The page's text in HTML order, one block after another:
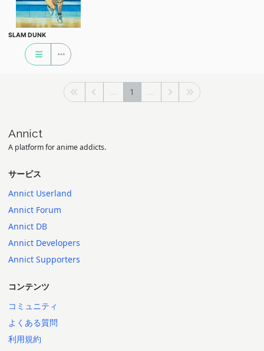
SLAM DUNK
... 1 ...
Annict
A platform for anime addicts.
サービス
Annict Userland
Annict Forum
Annict DB
Annict Developers
Annict Supporters
コンテンツ
コミュニティ
よくある質問
利用規約